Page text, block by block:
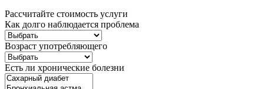
Рассчитайте стоимость услуги
Как долго наблюдается проблема
Возраст употребляющего
Есть ли хронические болезни